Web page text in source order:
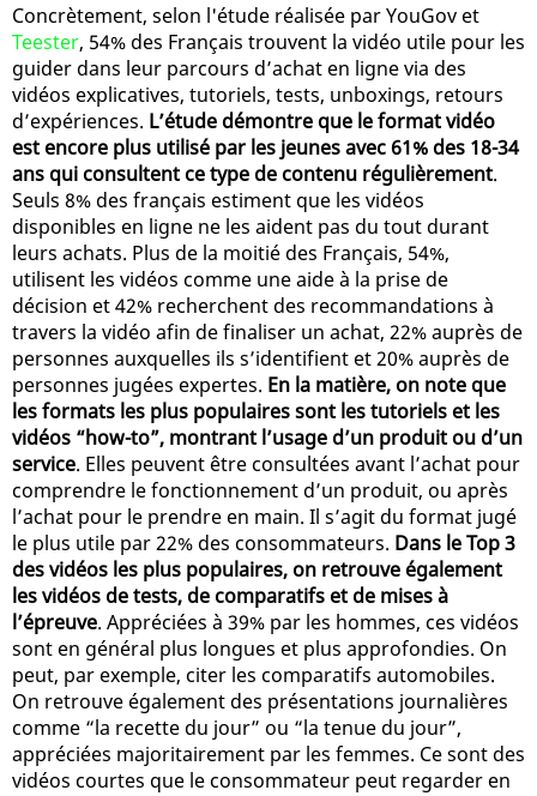
Concrètement, selon l'étude réalisée par YouGov et
Teester, 54% des Français trouvent la vidéo utile pour les
guider dans leur parcours d’achat en ligne via des
vidéos explicatives, tutoriels, tests, unboxings, retours
d’expériences. L’étude démontre que le format vidéo
est encore plus utilisé par les jeunes avec 61% des 18-34
ans qui consultent ce type de contenu régulièrement.
Seuls 8% des français estiment que les vidéos
disponibles en ligne ne les aident pas du tout durant
leurs achats. Plus de la moitié des Français, 54%,
utilisent les vidéos comme une aide à la prise de
décision et 42% recherchent des recommandations à
travers la vidéo afin de finaliser un achat, 22% auprès de
personnes auxquelles ils s’identifient et 20% auprès de
personnes jugées expertes. En la matière, on note que
les formats les plus populaires sont les tutoriels et les
vidéos “how-to”, montrant l’usage d’un produit ou d’un
service. Elles peuvent être consultées avant l’achat pour
comprendre le fonctionnement d’un produit, ou après
l’achat pour le prendre en main. Il s’agit du format jugé
le plus utile par 22% des consommateurs. Dans le Top 3
des vidéos les plus populaires, on retrouve également
les vidéos de tests, de comparatifs et de mises à
l’épreuve. Appréciées à 39% par les hommes, ces vidéos
sont en général plus longues et plus approfondies. On
peut, par exemple, citer les comparatifs automobiles.
On retrouve également des présentations journalières
comme “la recette du jour” ou “la tenue du jour”,
appréciées majoritairement par les femmes. Ce sont des
vidéos courtes que le consommateur peut regarder en